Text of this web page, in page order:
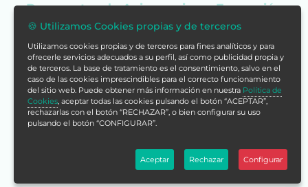
Descuentos de AniversarioenFormación
Alcalá
Ver Beca
140€
42€
Cómpralo ya
🍪 Utilizamos Cookies propias y de terceros
Utilizamos cookies propias y de terceros para fines analíticos y para
ofrecerle servicios adecuados a su perfil, así como publicidad propia y
de terceros. La base de tratamiento es el consentimiento, salvo en el
caso de las cookies imprescindibles para el correcto funcionamiento
del sitio web. Puede obtener más información en nuestra Política de
Cookies, aceptar todas las cookies pulsando el botón “ACEPTAR”,
rechazarlas con el botón “RECHAZAR”, o bien configurar su uso
pulsando el botón “CONFIGURAR”.
Aceptar Rechazar Configurar